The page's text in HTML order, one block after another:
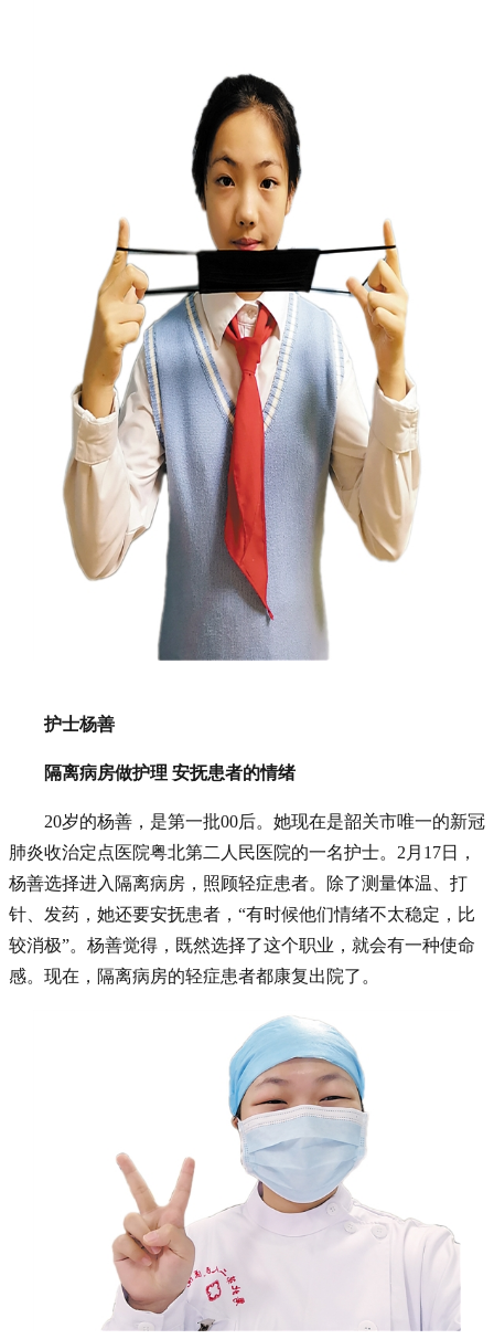
护士杨善
隔离病房做护理 安抚患者的情绪
20岁的杨善，是第一批00后。她现在是韶关市唯一的新冠
肺炎收治定点医院粤北第二人民医院的一名护士。2月17日，
杨善选择进入隔离病房，照顾轻症患者。除了测量体温、打
针、发药，她还要安抚患者，“有时候他们情绪不太稳定，比
较消极”。杨善觉得，既然选择了这个职业，就会有一种使命
感。现在，隔离病房的轻症患者都康复出院了。